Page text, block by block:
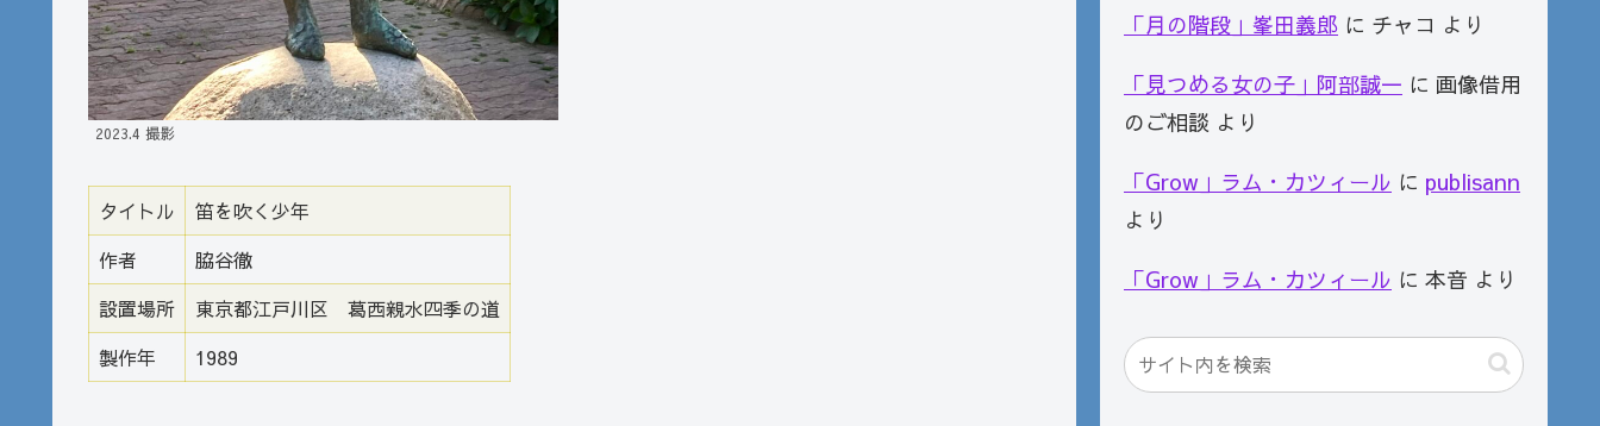
2023.4 撮影
タイトル
笛を吹く少年
作者
脇谷徹
設置場所
東京都江戸川区 葛西親水四季の道
製作年
1989
「月の階段」峯田義郎 に チャコ より
「見つめる女の子」阿部誠一 に 画像借用
のご相談 より
「Grow」ラム・カツィール に publisann
より
「Grow」ラム・カツィール に 本音 より